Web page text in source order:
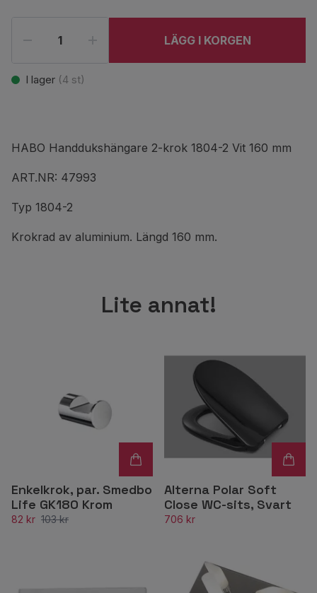
LÄGG I KORGEN
I lager (4 st)
HABO Handdukshängare 2-krok 1804-2 Vit 160 mm
ART.NR: 47993
Typ 1804-2
Krokrad av aluminium. Längd 160 mm.
Lite annat!
Enkelkrok, par. Smedbo
Life GK180 Krom
82 kr 103 kr
Alterna Polar Soft
Close WC-sits, Svart
706 kr